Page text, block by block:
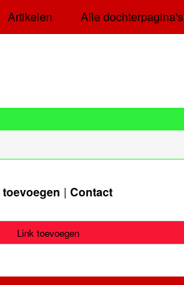
Artikelen Alle dochterpagina's
Contact
Link toevoegen